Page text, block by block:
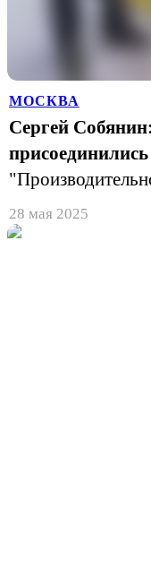
МОСКВА
Сергей
присоединились
28 мая 2025